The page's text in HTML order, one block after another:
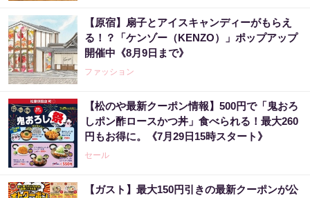
【原宿】扇子とアイスキャンディーがもらえ
る！？「ケンゾー（KENZO）」ポップアップ
開催中《8月9日まで》
ファッション
【松のや最新クーポン情報】500円で「鬼おろ
しポン酢ロースかつ丼」食べられる！最大260
円もお得に。《7月29日15時スタート》
セール
【ガスト】最大150円引きの最新クーポンが公